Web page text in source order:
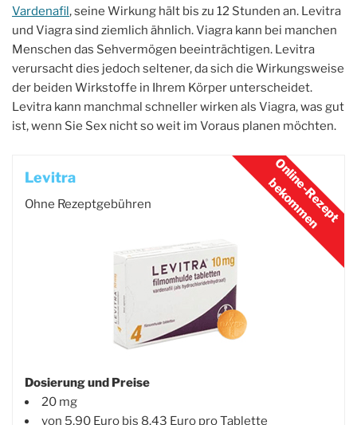
Vardenafil, seine Wirkung hält bis zu 12 Stunden an. Levitra
und Viagra sind ziemlich ähnlich. Viagra kann bei manchen
Menschen das Sehvermögen beeinträchtigen. Levitra
verursacht dies jedoch seltener, da sich die Wirkungsweise
der beiden Wirkstoffe in Ihrem Körper unterscheidet.
Levitra kann manchmal schneller wirken als Viagra, was gut
ist, wenn Sie Sex nicht so weit im Voraus planen möchten.
Levitra
Ohne Rezeptgebühren
Dosierung und Preise
20 mg
von 5,90 Euro bis 8,43 Euro pro Tablette